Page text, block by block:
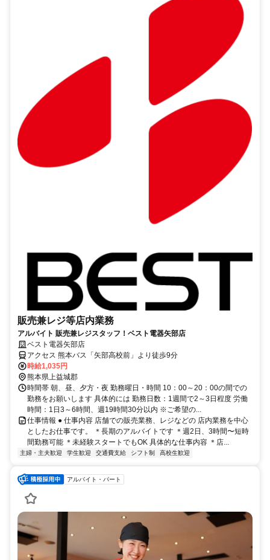
販売兼レジ等店内業務
アルバイト 販売兼レジスタッフ！ベスト電器矢部店
ベスト電器矢部店
アクセス 熊本バス「矢部高校前」より徒歩9分
時給1,035円
熊本県上益城郡
時間帯 朝、昼、夕方・夜 勤務曜日・時間 10：00～20：00の間での
勤務をお願いします 具体的には 勤務日数：1週間で2～3日程度 労働
時間：1日3～6時間、週19時間30分以内 ※ご希望の...
仕事情報 ● 仕事内容 店舗での販売業務、レジなどの 店内業務を中心
としたお仕事です。 ＊長期のアルバイトです ＊週2日、3時間〜短時
間勤務可能 ＊未経験スタートでもOK 具体的な仕事内容 ＊店...
主婦・主夫歓迎 学生歓迎 交通費支給 シフト制 高校生歓迎
アルバイト・パート